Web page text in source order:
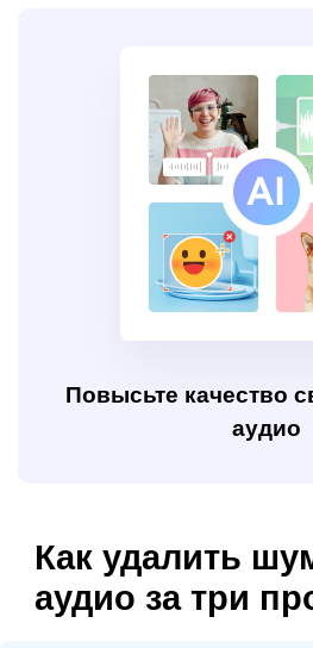
Работает быстрее и
СКАЧАТЬ
Повысьте качество
аудио
Повысьте качество
аудио
Мощный набор инструментов,
Как удалить
аудио за три